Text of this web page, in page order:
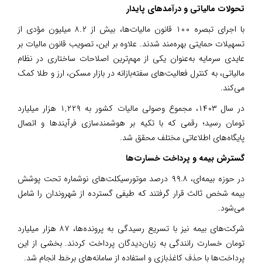
تحولات مالیاتی و درآمدهای پایدار
با اجرای تبصره ۱۰۰ قانون مالیات‌ها، بیش از ۸.۲ میلیون مؤدی از
تسهیلات حمایتی بهره‌مند شدند. علاوه بر این، تصویب قانون مالیات بر
عایدی سرمایه به‌عنوان یکی از مهم‌ترین اصلاحات ساختاری در نظام
مالیاتی، به کنترل فعالیت‌های سفته‌بازانه در بازار مسکن، ارز و طلا کمک
می‌کند.
در سال ۱۴۰۳، مجموع وصولی مالیات کشور به ۱,۲۲۹ هزار میلیارد
تومان رسید؛ رقمی که با تکیه بر هوشمندسازی فرآیندها و اتصال
پایگاه‌های اطلاعاتی مختلف محقق شد.‌
گسترش بیمه و پرداخت خسارت‌ها
در حوزه بیمه‌ای، ۹۹.۸ درصد موتورسیکلت‌های نوشماره تحت پوشش
بیمه شخص ثالث قرار گرفتند که طیفی گسترده از شهروندان را شامل
می‌شود.
شرکت‌های بیمه نیز با تسریع رسیدگی به پرونده‌ها، ۸۷ هزار میلیارد
تومان خسارت رانندگی به زیان‌دیدگان پرداخت کردند. بخشی از این
پرداخت‌ها با حذف کاغذبازی و استفاده از سامانه‌های برخط انجام شد.‌